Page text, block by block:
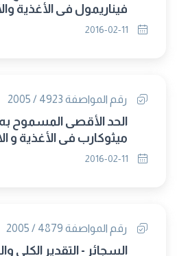
فيناريمول فى الأغذية
رقم المواصفة 4923 / 2005
الحد الأقصى المسموح به
ميثوكارب في الأغذية و الاعلاف
رقم المواصفة 4879 / 2005
السجائر - التقدير الكلى